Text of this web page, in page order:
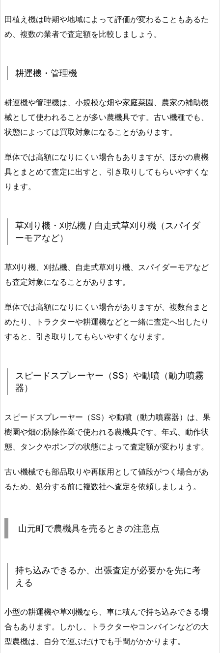
田植え機は時期や地域によって評価が変わることもあるた
め、複数の業者で査定額を比較しましょう。
耕運機・管理機
耕運機や管理機は、小規模な畑や家庭菜園、農家の補助機
械として使われることが多い農機具です。古い機種でも、
状態によっては買取対象になることがあります。
単体では高額になりにくい場合もありますが、ほかの農機
具とまとめて査定に出すと、引き取りしてもらいやすくな
ります。
草刈り機・刈払機 / 自走式草刈り機（スパイダ
ーモアなど）
草刈り機、刈払機、自走式草刈り機、スパイダーモアなど
も査定対象になることがあります。
単体では高額になりにくい場合がありますが、複数台まと
めたり、トラクターや耕運機などと一緒に査定へ出したり
すると、引き取りしてもらいやすくなります。
スピードスプレーヤー（SS）や動噴（動力噴霧
器）
スピードスプレーヤー（SS）や動噴（動力噴霧器）は、果
樹園や畑の防除作業で使われる農機具です。年式、動作状
態、タンクやポンプの状態によって査定額が変わります。
古い機械でも部品取りや再販用として値段がつく場合があ
るため、処分する前に複数社へ査定を依頼しましょう。
山元町で農機具を売るときの注意点
持ち込みできるか、出張査定が必要かを先に考
える
小型の耕運機や草刈機なら、車に積んで持ち込みできる場
合もあります。しかし、トラクターやコンバインなどの大
型農機は、自分で運ぶだけでも手間がかかります。